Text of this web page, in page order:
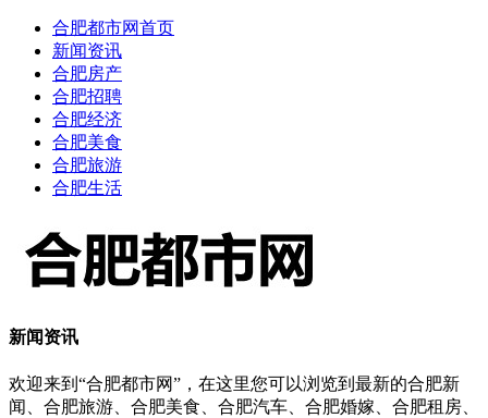
合肥都市网首页
新闻资讯
合肥房产
合肥招聘
合肥经济
合肥美食
合肥旅游
合肥生活
新闻资讯
欢迎来到“合肥都市网”，在这里您可以浏览到最新的合肥新
闻、合肥旅游、合肥美食、合肥汽车、合肥婚嫁、合肥租房、